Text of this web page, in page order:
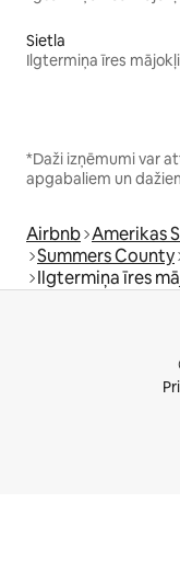
Sietla
Ilgtermiņa īres mājokļi
*Daži izņēmumi var
apgabaliem un
Airbnb Amerikas
Summers County
Ilgtermiņa īres